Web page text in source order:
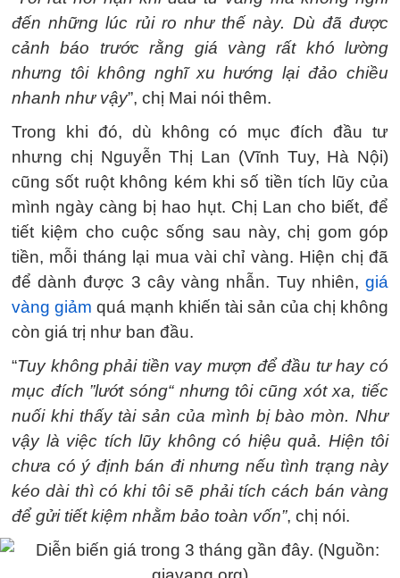
đến những lúc rủi ro như thế này. Dù đã được
cảnh báo trước rằng giá vàng rất khó lường
nhưng tôi không nghĩ xu hướng lại đảo chiều
nhanh như vậy”, chị Mai nói thêm.
Trong khi đó, dù không có mục đích đầu tư
nhưng chị Nguyễn Thị Lan (Vĩnh Tuy, Hà Nội)
cũng sốt ruột không kém khi số tiền tích lũy của
mình ngày càng bị hao hụt. Chị Lan cho biết, để
tiết kiệm cho cuộc sống sau này, chị gom góp
tiền, mỗi tháng lại mua vài chỉ vàng. Hiện chị đã
để dành được 3 cây vàng nhẫn. Tuy nhiên, giá
vàng giảm quá mạnh khiến tài sản của chị không
còn giá trị như ban đầu.
“Tuy không phải tiền vay mượn để đầu tư hay có
mục đích ”lướt sóng“ nhưng tôi cũng xót xa, tiếc
nuối khi thấy tài sản của mình bị bào mòn. Như
vậy là việc tích lũy không có hiệu quả. Hiện tôi
chưa có ý định bán đi nhưng nếu tình trạng này
kéo dài thì có khi tôi sẽ phải tích cách bán vàng
để gửi tiết kiệm nhằm bảo toàn vốn”, chị nói.